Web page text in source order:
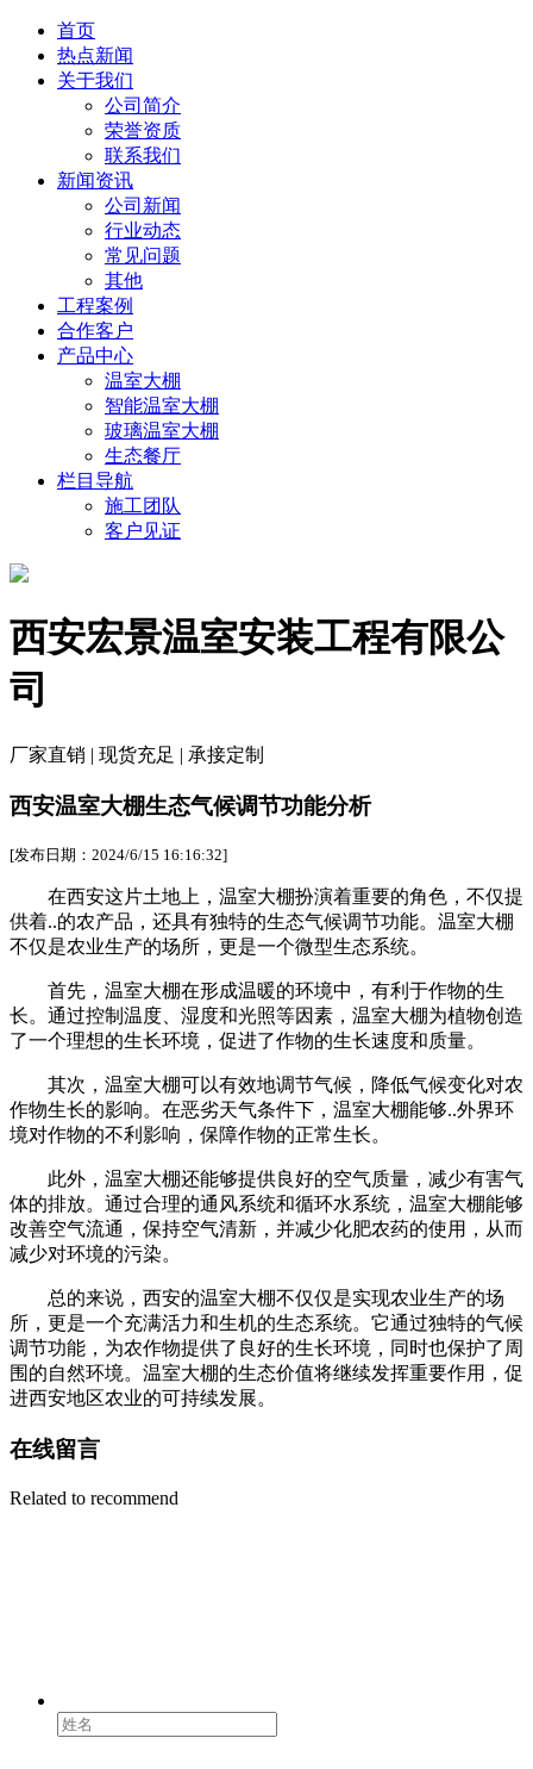
首页
热点新闻
关于我们
公司简介
荣誉资质
联系我们
新闻资讯
公司新闻
行业动态
常见问题
其他
工程案例
合作客户
产品中心
温室大棚
智能温室大棚
玻璃温室大棚
生态餐厅
栏目导航
施工团队
客户见证
西安宏景温室安装工程有限公
司
厂家直销 | 现货充足 | 承接定制
西安温室大棚生态气候调节功能分析
[发布日期：2024/6/15 16:16:32]
在西安这片土地上，温室大棚扮演着重要的角色，不仅提
供着..的农产品，还具有独特的生态气候调节功能。温室大棚
不仅是农业生产的场所，更是一个微型生态系统。
首先，温室大棚在形成温暖的环境中，有利于作物的生
长。通过控制温度、湿度和光照等因素，温室大棚为植物创造
了一个理想的生长环境，促进了作物的生长速度和质量。
其次，温室大棚可以有效地调节气候，降低气候变化对农
作物生长的影响。在恶劣天气条件下，温室大棚能够..外界环
境对作物的不利影响，保障作物的正常生长。
此外，温室大棚还能够提供良好的空气质量，减少有害气
体的排放。通过合理的通风系统和循环水系统，温室大棚能够
改善空气流通，保持空气清新，并减少化肥农药的使用，从而
减少对环境的污染。
总的来说，西安的温室大棚不仅仅是实现农业生产的场
所，更是一个充满活力和生机的生态系统。它通过独特的气候
调节功能，为农作物提供了良好的生长环境，同时也保护了周
围的自然环境。温室大棚的生态价值将继续发挥重要作用，促
进西安地区农业的可持续发展。
在线留言
Related to recommend